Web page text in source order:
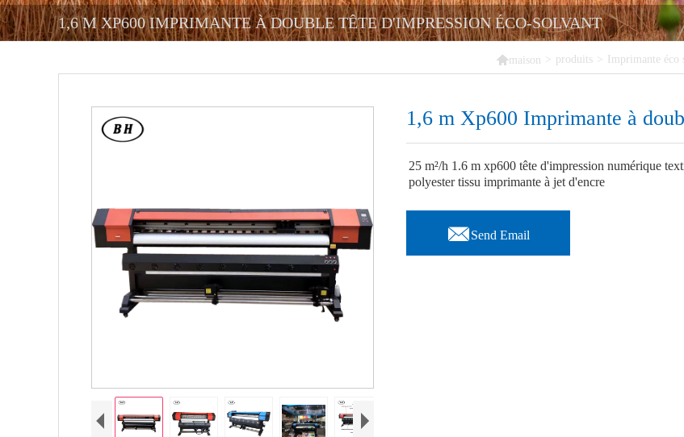
1,6 M XP600 IMPRIMANTE À DOUBLE TÊTE D'IMPRESSION ÉCO-SOLVANT
maison > produits > Imprimante éco
1,6 m Xp600 Imprimante à
25 m²/h 1.6 m xp600 tête d'impression numérique
polyester tissu imprimante à jet d'encre
Send Email